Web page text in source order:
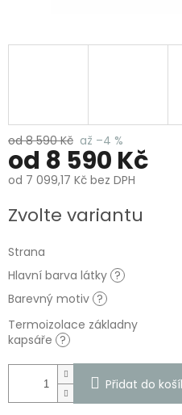
od 8 590 Kč až –4 %
od 8 590 Kč
od 7 099,17 Kč bez DPH
cena:
Zvolte variantu
Strana
Hlavní barva látky ?
Barevný motiv ?
Termoizolace základny
kapsáře ?
Přidat do